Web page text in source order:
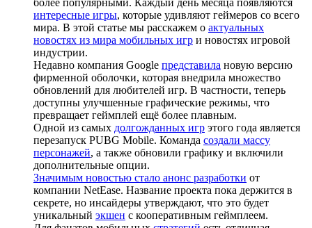
интересные игры, которые удивляют геймеров со всего
мира. В этой статье мы расскажем о актуальных
новостях из мира мобильных игр и новостях игровой
индустрии.
Недавно компания Google представила новую версию
фирменной оболочки, которая внедрила множество
обновлений для любителей игр. В частности, теперь
доступны улучшенные графические режимы, что
превращает геймплей ещё более плавным.
Одной из самых долгожданных игр этого года является
перезапуск PUBG Mobile. Команда создали массу
персонажей, а также обновили графику и включили
дополнительные опции.
Значимым новостью стало анонс разработки от
компании NetEase. Название проекта пока держится в
секрете, но инсайдеры утверждают, что это будет
уникальный экшен с кооперативным геймплеем.